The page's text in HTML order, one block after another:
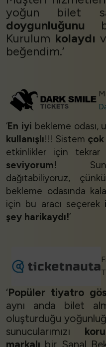
yoğun bilet
doygunluğunu
Kurulum kolaydı
beğendim.’
‘En iyi bekleme odası,
kullanışlı!!! Sistem çok
etkinlikler için tekrar
seviyorum!
dağıtabiliyoruz,
bekleme odasında
için bu aracı seçerek
şey harikaydı!’
‘Popüler tiyatro
aynı anda bilet
oluşturduğu
sunucularımızı
markalı bir Sanal